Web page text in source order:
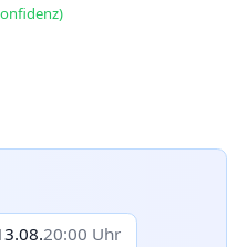
20:00 Uhr